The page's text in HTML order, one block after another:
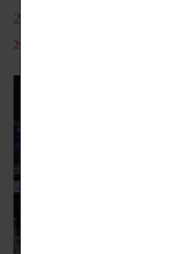
20191017網紅直播主講座
2022-05-19